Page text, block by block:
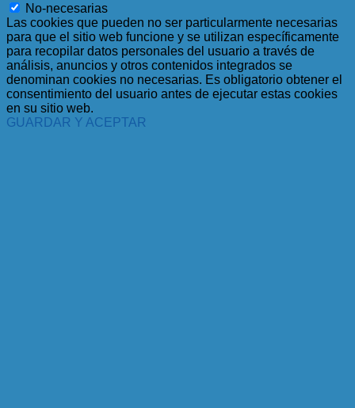
No-necesarias
Las cookies que pueden no ser particularmente necesarias
para que el sitio web funcione y se utilizan específicamente
para recopilar datos personales del usuario a través de
análisis, anuncios y otros contenidos integrados se
denominan cookies no necesarias. Es obligatorio obtener el
consentimiento del usuario antes de ejecutar estas cookies
en su sitio web.
GUARDAR Y ACEPTAR